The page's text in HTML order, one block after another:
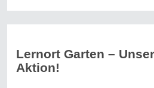
Lernort Garten –
Aktion!